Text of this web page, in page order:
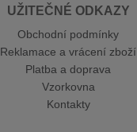
UŽITEČNÉ ODKAZY
Obchodní podmínky
Reklamace a vrácení zboží
Platba a doprava
Vzorkovna
Kontakty